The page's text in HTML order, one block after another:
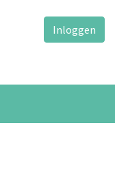
Inloggen